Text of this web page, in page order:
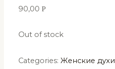
90,00Р
Out of stock
Categories:Женские духи